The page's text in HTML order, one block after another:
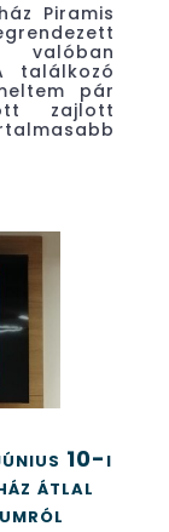
Piramis
valóban
találkozó
pár
zajlott
10-i
átlal